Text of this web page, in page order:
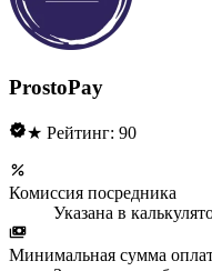
ProstoPay
★ Рейтинг: 90
Комиссия посредника
Указана в
Минимальная сумма